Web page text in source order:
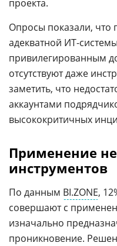
проекта.
Опросы показали, что
адекватной ИТ-
привилегированным
отсутствуют даже
заметить, что
аккаунтами
высококритичных
Применение
инструментов
По данным BI.ZONE,
совершают с
изначально
проникновение.